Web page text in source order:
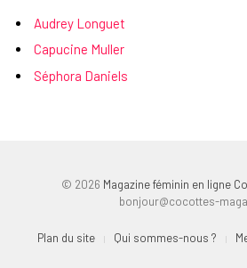
Audrey Longuet
Capucine Muller
Séphora Daniels
© 2026 Magazine féminin en ligne
bonjour@cocottes-
Plan du site Qui sommes-nous ?